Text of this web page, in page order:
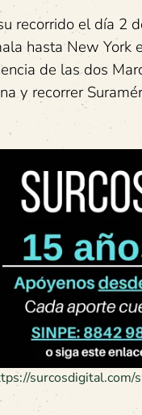
recorrido el día 2
hasta New York
de las dos
y recorrer
surcosdigital.com/